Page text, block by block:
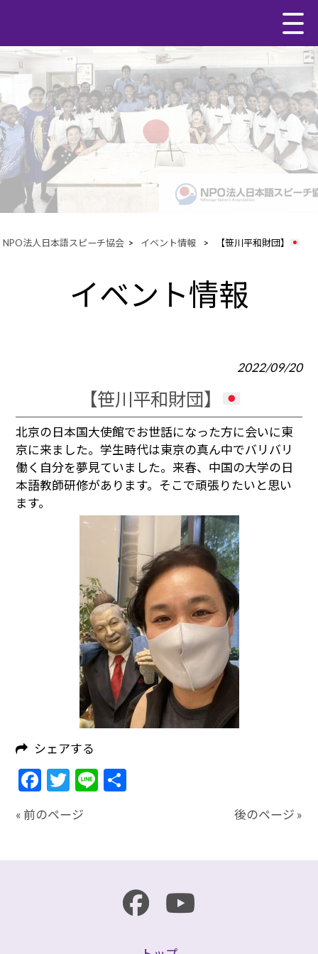
NPO法人日本語スピーチ協会 > イベント情報 > 【笹川平和財団】
イベント情報
2022/09/20
【笹川平和財団】
北京の日本国大使館でお世話になった方に会いに東
京に来ました。学生時代は東京の真ん中でバリバリ
働く自分を夢見ていました。来春、中国の大学の日
本語教師研修があります。そこで頑張りたいと思い
ます。
シェアする
Facebook
Twitter
Line
« 前のページ 後のページ »